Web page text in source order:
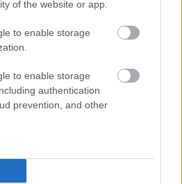
of the website or app.
to enable storage
to enable storage
authentication
prevention, and other
megbetegedések kúráinak,
ajánlatos néha fogyasztani.
maradandó foltot hagy.